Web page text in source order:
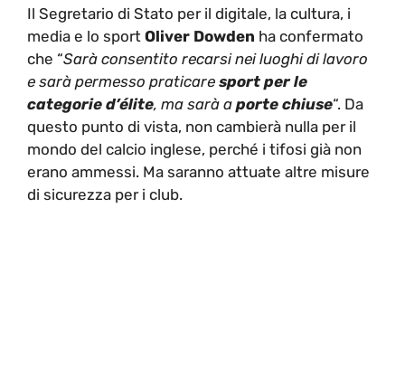
Il Segretario di Stato per il digitale, la cultura, i
media e lo sport Oliver Dowden ha confermato
che “Sarà consentito recarsi nei luoghi di lavoro
e sarà permesso praticare sport per le
categorie d’élite, ma sarà a porte chiuse“. Da
questo punto di vista, non cambierà nulla per il
mondo del calcio inglese, perché i tifosi già non
erano ammessi. Ma saranno attuate altre misure
di sicurezza per i club.